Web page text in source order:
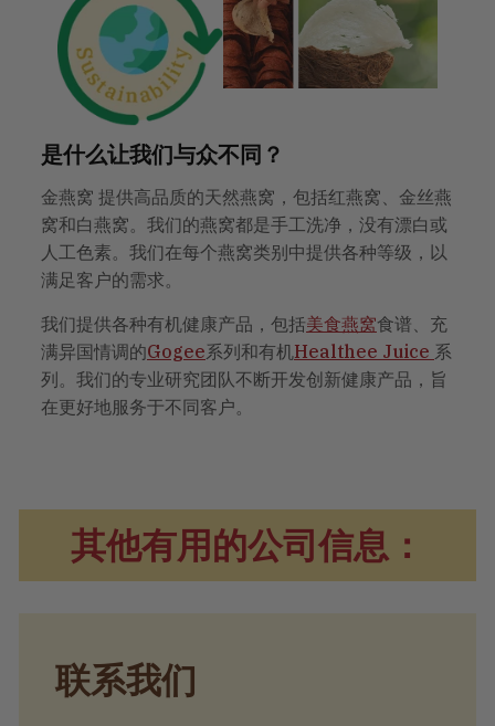
是什么让我们与众不同？
金燕窝 提供高品质的天然燕窝，包括红燕窝、金丝燕
窝和白燕窝。我们的燕窝都是手工洗净，没有漂白或
人工色素。我们在每个燕窝类别中提供各种等级，以
满足客户的需求。
我们提供各种有机健康产品，包括美食燕窝食谱、充
满异国情调的Gogee系列和有机Healthee Juice 系
列。我们的专业研究团队不断开发创新健康产品，旨
在更好地服务于不同客户。
其他有用的公司信息：
联系我们